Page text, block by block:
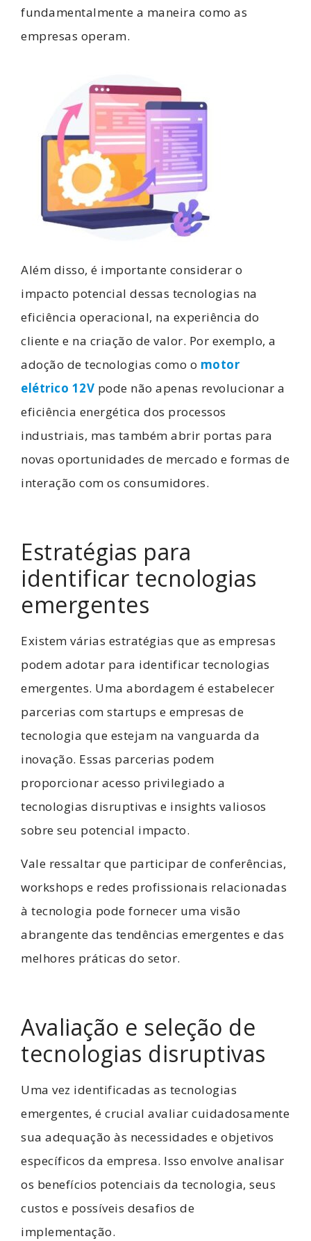
fundamentalmente a maneira como as
empresas operam.
Além disso, é importante considerar o
impacto potencial dessas tecnologias na
eficiência operacional, na experiência do
cliente e na criação de valor. Por exemplo, a
adoção de tecnologias como o motor
elétrico 12V pode não apenas revolucionar a
eficiência energética dos processos
industriais, mas também abrir portas para
novas oportunidades de mercado e formas de
interação com os consumidores.
Estratégias para
identificar tecnologias
emergentes
Existem várias estratégias que as empresas
podem adotar para identificar tecnologias
emergentes. Uma abordagem é estabelecer
parcerias com startups e empresas de
tecnologia que estejam na vanguarda da
inovação. Essas parcerias podem
proporcionar acesso privilegiado a
tecnologias disruptivas e insights valiosos
sobre seu potencial impacto.
Vale ressaltar que participar de conferências,
workshops e redes profissionais relacionadas
à tecnologia pode fornecer uma visão
abrangente das tendências emergentes e das
melhores práticas do setor.
Avaliação e seleção de
tecnologias disruptivas
Uma vez identificadas as tecnologias
emergentes, é crucial avaliar cuidadosamente
sua adequação às necessidades e objetivos
específicos da empresa. Isso envolve analisar
os benefícios potenciais da tecnologia, seus
custos e possíveis desafios de
implementação.